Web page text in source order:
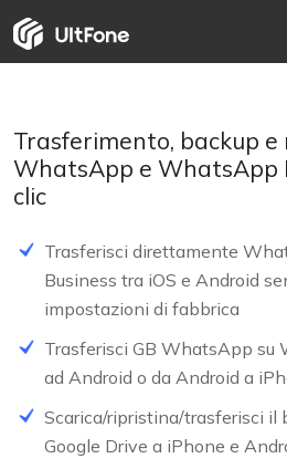
Trasferimento, backup
WhatsApp e WhatsApp
clic
Trasferisci direttamente
Business tra iOS e Android
impostazioni di fabbrica
Trasferisci GB WhatsApp su
ad Android o da Android a
Scarica/ripristina/trasferisci il
Google Drive a iPhone e